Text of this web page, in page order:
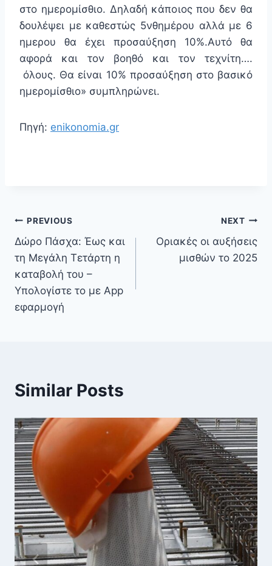
στο ημερομίσθιο. Δηλαδή κάποιος που δεν θα
δουλέψει με καθεστώς 5νθημέρου αλλά με 6
ημερου θα έχει προσαύξηση 10%.Αυτό θα
αφορά και τον βοηθό και τον τεχνίτη….
όλους. Θα είναι 10% προσαύξηση στο βασικό
ημερομίσθιο» συμπληρώνει.
Πηγή: enikonomia.gr
PREVIOUS
Δώρο Πάσχα: Έως και
τη Μεγάλη Τετάρτη η
καταβολή του –
Υπολογίστε το με App
εφαρμογή
NEXT
Οριακές οι αυξήσεις
μισθών το 2025
Similar Posts